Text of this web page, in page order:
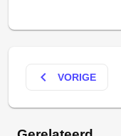
keyboard_arrow_left VORIGE